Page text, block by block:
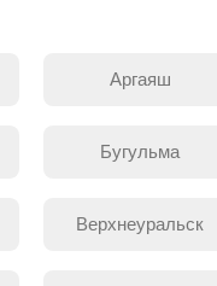
Аргаяш
Бугульма
Верхнеуральск